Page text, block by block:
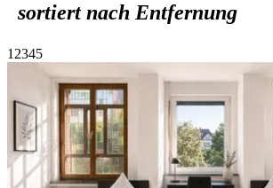
sortiert nach Entfernung
12345